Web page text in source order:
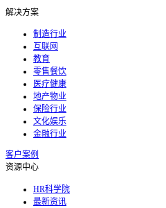
解决方案
制造行业
互联网
教育
零售餐饮
医疗健康
地产物业
保险行业
文化娱乐
金融行业
客户案例
资源中心
HR科学院
最新资讯